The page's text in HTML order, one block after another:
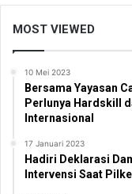
MOST VIEWED
10 Mei 2023
Bersama Yayasan
Perlunya Hardskill
Internasional
17 Januari 2023
Hadiri Deklarasi
Intervensi Saat